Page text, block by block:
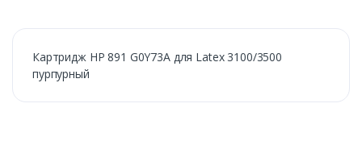
Картридж HP 891 G0Y73A для Latex 3100/3500
пурпурный